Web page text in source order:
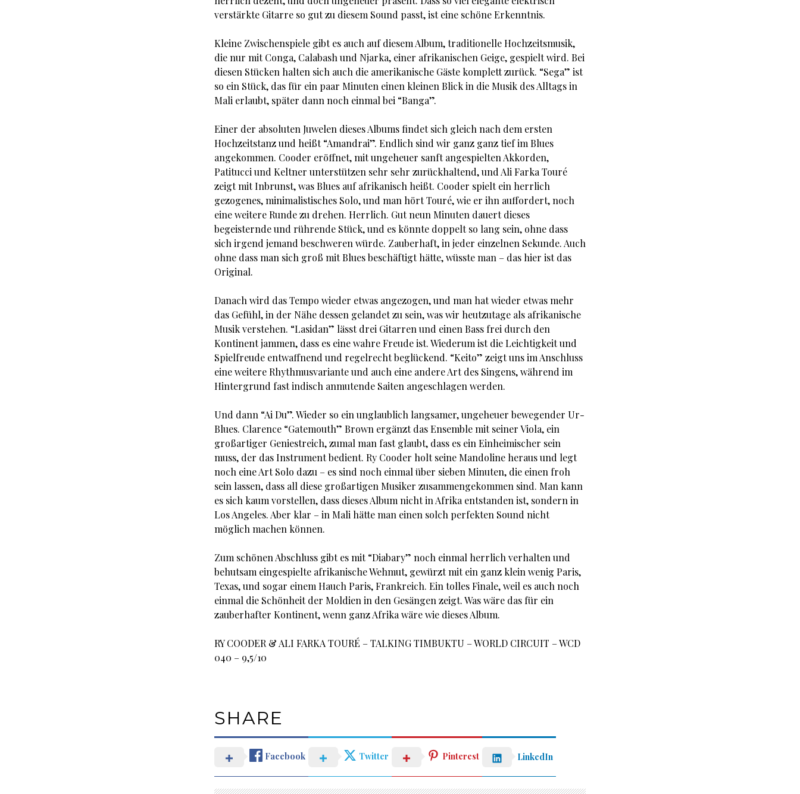
verstärkte Gitarre so gut zu diesem Sound passt, ist eine schöne Erkenntnis.
Kleine Zwischenspiele gibt es auch auf diesem Album, traditionelle Hochzeitsmusik,
die nur mit Conga, Calabash und Njarka, einer afrikanischen Geige, gespielt wird. Bei
diesen Stücken halten sich auch die amerikanische Gäste komplett zurück. “Sega” ist
so ein Stück, das für ein paar Minuten einen kleinen Blick in die Musik des Alltags in
Mali erlaubt, später dann noch einmal bei “Banga”.
Einer der absoluten Juwelen dieses Albums findet sich gleich nach dem ersten
Hochzeitstanz und heißt “Amandrai”. Endlich sind wir ganz ganz tief im Blues
angekommen. Cooder eröffnet, mit ungeheuer sanft angespielten Akkorden,
Patitucci und Keltner unterstützen sehr sehr zurückhaltend, und Ali Farka Touré
zeigt mit Inbrunst, was Blues auf afrikanisch heißt. Cooder spielt ein herrlich
gezogenes, minimalistisches Solo, und man hört Touré, wie er ihn auffordert, noch
eine weitere Runde zu drehen. Herrlich. Gut neun Minuten dauert dieses
begeisternde und rührende Stück, und es könnte doppelt so lang sein, ohne dass
sich irgend jemand beschweren würde. Zauberhaft, in jeder einzelnen Sekunde. Auch
ohne dass man sich groß mit Blues beschäftigt hätte, wüsste man – das hier ist das
Original.
Danach wird das Tempo wieder etwas angezogen, und man hat wieder etwas mehr
das Gefühl, in der Nähe dessen gelandet zu sein, was wir heutzutage als afrikanische
Musik verstehen. “Lasidan” lässt drei Gitarren und einen Bass frei durch den
Kontinent jammen, dass es eine wahre Freude ist. Wiederum ist die Leichtigkeit und
Spielfreude entwaffnend und regelrecht beglückend. “Keito” zeigt uns im Anschluss
eine weitere Rhythmusvariante und auch eine andere Art des Singens, während im
Hintergrund fast indisch anmutende Saiten angeschlagen werden.
Und dann “Ai Du”. Wieder so ein unglaublich langsamer, ungeheuer bewegender Ur-
Blues. Clarence “Gatemouth” Brown ergänzt das Ensemble mit seiner Viola, ein
großartiger Geniestreich, zumal man fast glaubt, dass es ein Einheimischer sein
muss, der das Instrument bedient. Ry Cooder holt seine Mandoline heraus und legt
noch eine Art Solo dazu – es sind noch einmal über sieben Minuten, die einen froh
sein lassen, dass all diese großartigen Musiker zusammengekommen sind. Man kann
es sich kaum vorstellen, dass dieses Album nicht in Afrika entstanden ist, sondern in
Los Angeles. Aber klar – in Mali hätte man einen solch perfekten Sound nicht
möglich machen können.
Zum schönen Abschluss gibt es mit “Diabary” noch einmal herrlich verhalten und
behutsam eingespielte afrikanische Wehmut, gewürzt mit ein ganz klein wenig Paris,
Texas, und sogar einem Hauch Paris, Frankreich. Ein tolles Finale, weil es auch noch
einmal die Schönheit der Moldien in den Gesängen zeigt. Was wäre das für ein
zauberhafter Kontinent, wenn ganz Afrika wäre wie dieses Album.
RY COODER & ALI FARKA TOURÉ – TALKING TIMBUKTU – WORLD CIRCUIT – WCD
040 – 9,5/10
SHARE
Facebook Twitter Pinterest LinkedIn